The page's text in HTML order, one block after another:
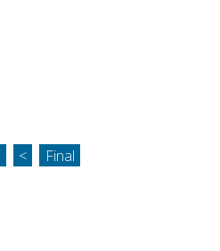
< Final